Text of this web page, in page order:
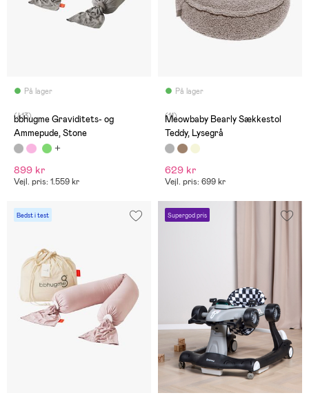
På lager
(413)
bbhugme Graviditets- og
Ammepude, Stone
899 kr
Vejl. pris: 1.559 kr
På lager
(11)
Meowbaby Bearly Sækkestol
Teddy, Lysegrå
629 kr
Vejl. pris: 699 kr
Bedst i test Supergod pris